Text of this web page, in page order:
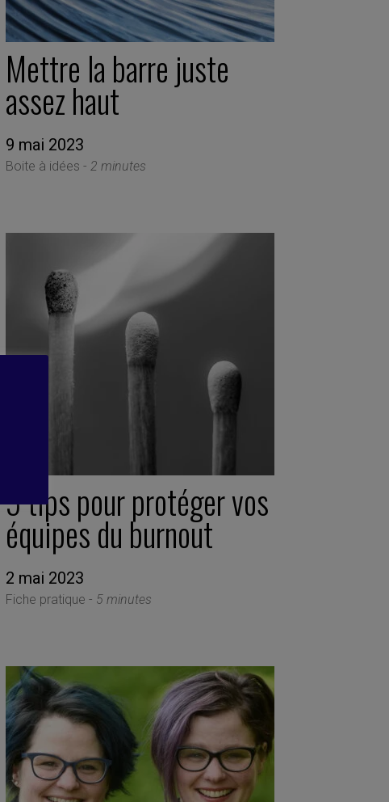
Mettre la barre juste
assez haut
9 mai 2023
Boite à idées - 2 minutes
5 tips pour protéger vos
équipes du burnout
2 mai 2023
Fiche pratique - 5 minutes